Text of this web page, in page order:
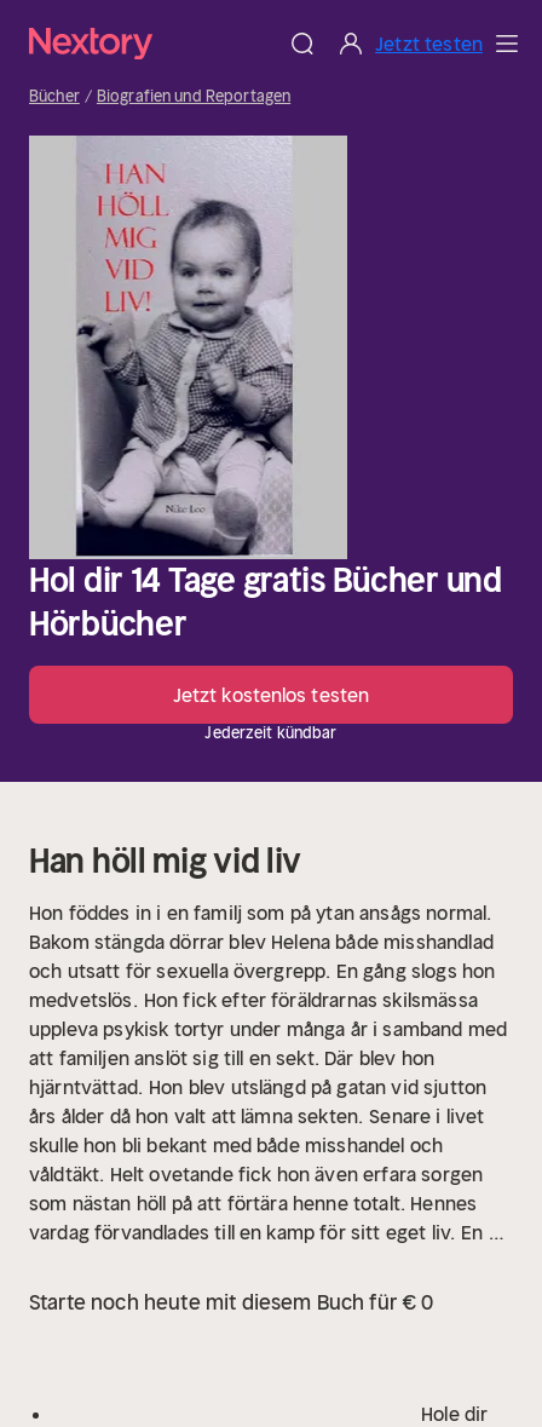
Jetzt testen
Bücher Biografien und Reportagen
Hol dir 14 Tage gratis Bücher und
Hörbücher
Jetzt kostenlos testen
Jederzeit kündbar
Han höll mig vid liv
Hon föddes in i en familj som på ytan ansågs normal.
Bakom stängda dörrar blev Helena både misshandlad
och utsatt för sexuella övergrepp. En gång slogs hon
medvetslös. Hon fick efter föräldrarnas skilsmässa
uppleva psykisk tortyr under många år i samband med
att familjen anslöt sig till en sekt. Där blev hon
hjärntvättad. Hon blev utslängd på gatan vid sjutton
års ålder då hon valt att lämna sekten. Senare i livet
skulle hon bli bekant med både misshandel och
våldtäkt. Helt ovetande fick hon även erfara sorgen
som nästan höll på att förtära henne totalt. Hennes
vardag förvandlades till en kamp för sitt eget liv. En av
ögonen att Helena var för stark för sitt eget
gick fort.
Han höll mig vid liv är en väldigt utlämnande,
Starte noch heute mit diesem Buch für € 0
Hole dir